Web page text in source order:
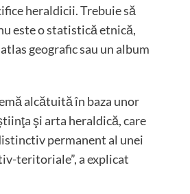
heraldicii. Trebuie să
este o statistică etnică,
geografic sau un album
alcătuită în baza unor
şi arta heraldică, care
permanent al unei
teritoriale”, a explicat